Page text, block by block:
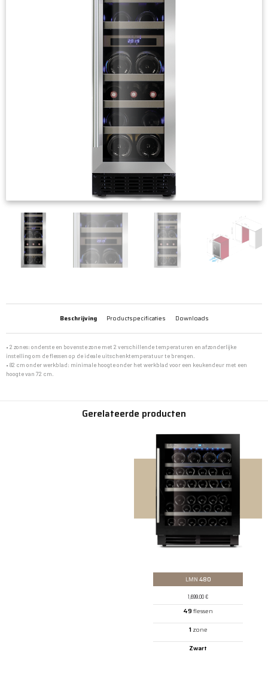
Beschrijving Productspecificaties Downloads
• 2 zones: onderste en bovenste zone met 2 verschillende temperaturen en afzonderlijke
instelling om de flessen op de ideale uitschenktemperatuur te brengen.
• 82 cm onder werkblad: minimale hoogte onder het werkblad voor een keukendeur met een
hoogte van 72 cm.
Gerelateerde producten
LMN 480
1,699.00€
49 flessen
1 zone
Zwart